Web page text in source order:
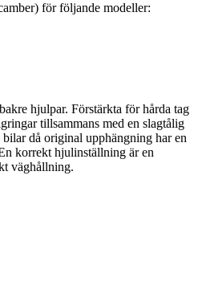
för följande modeller:
hjulpar. Förstärkta för hårda tag
tillsammans med en slagtålig
då original upphängning har en
korrekt hjulinställning är en
väghållning.